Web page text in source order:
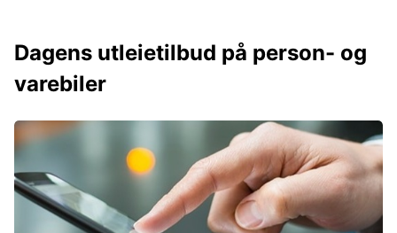
Dagens utleietilbud på person- og
varebiler